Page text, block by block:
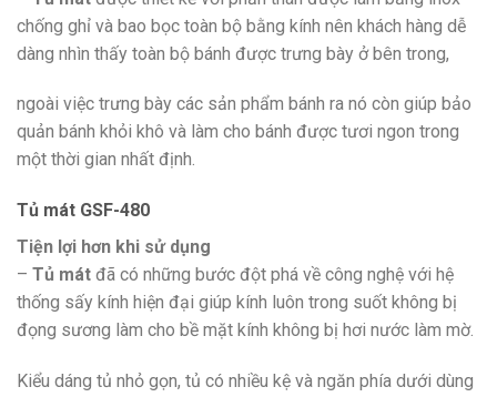
chống ghỉ và bao bọc toàn bộ bằng kính nên khách hàng dễ
dàng nhìn thấy toàn bộ bánh được trưng bày ở bên trong,
ngoài việc trưng bày các sản phẩm bánh ra nó còn giúp bảo
quản bánh khỏi khô và làm cho bánh được tươi ngon trong
một thời gian nhất định.
Tủ mát GSF-480
Tiện lợi hơn khi sử dụng
– Tủ mát đã có những bước đột phá về công nghệ với hệ
thống sấy kính hiện đại giúp kính luôn trong suốt không bị
đọng sương làm cho bề mặt kính không bị hơi nước làm mờ.
Kiểu dáng tủ nhỏ gọn, tủ có nhiều kệ và ngăn phía dưới dùng